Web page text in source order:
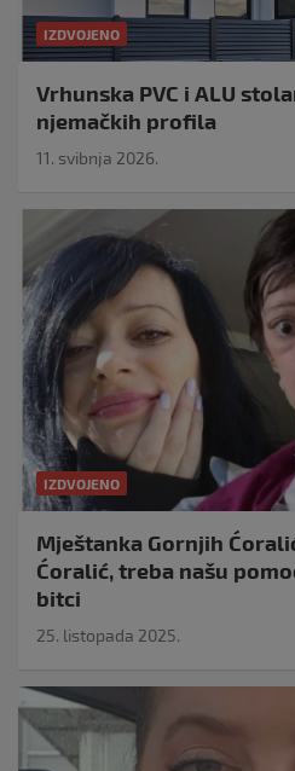
IZDVOJENO
Vrhunska PVC i ALU
njemačkih profila
11. svibnja 2026.
IZDVOJENO
Mještanka Gornjih
Ćoralić, treba našu
bitci
25. listopada 2025.